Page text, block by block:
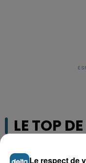
LE TOP
Le respect de